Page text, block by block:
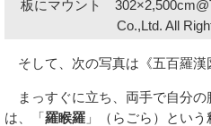
板にマウント
Co.,Ltd. All
そして、次の写真は《五百羅漢
まっすぐに立ち、両手で自分の
は、「羅睺羅 」（らごら）とい